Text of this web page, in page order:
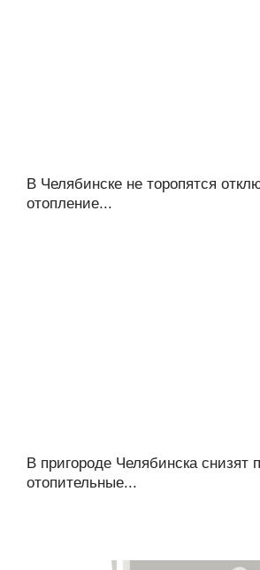
В Челябинске не торопятся
отопление...
В пригороде Челябинска снизят
отопительные...